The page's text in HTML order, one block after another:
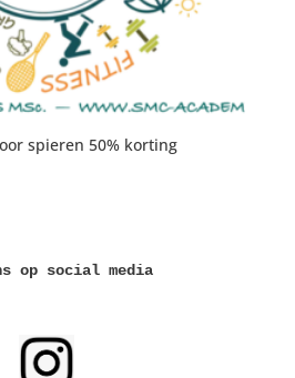
spieren 50% korting
op social media